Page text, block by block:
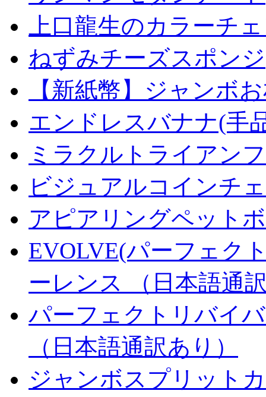
上口龍生のカラーチ
ねずみチーズスポンジ
【新紙幣】ジャンボ
エンドレスバナナ(手
ミラクルトライアン
ビジュアルコインチ
アピアリングペット
EVOLVE(パーフェク
ーレンス （日本語通
パーフェクトリバイ
（日本語通訳あり）
ジャンボスプリット